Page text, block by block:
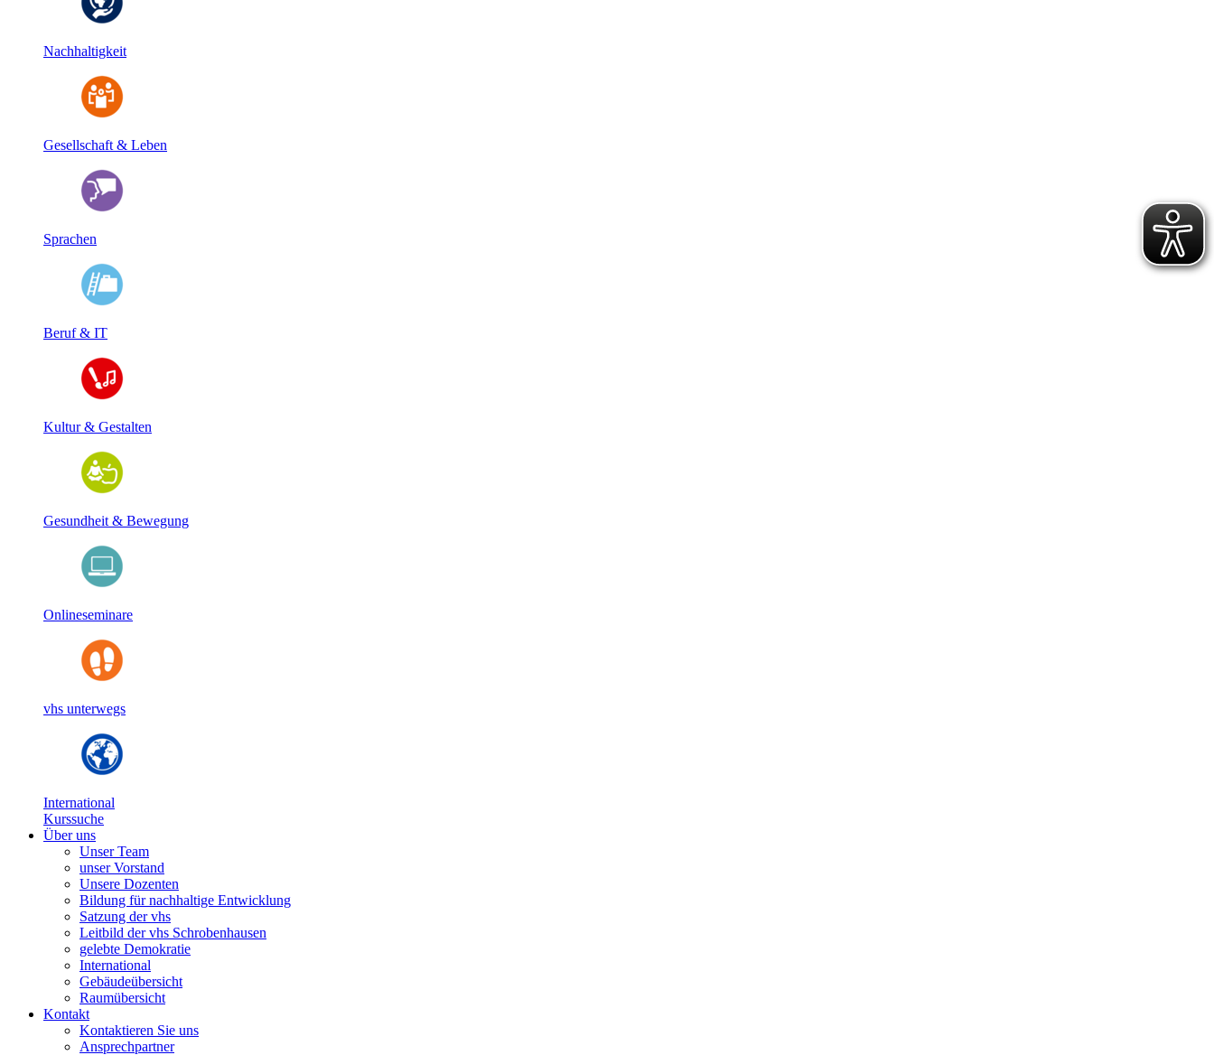
Nachhaltigkeit
Gesellschaft & Leben
Sprachen
Beruf & IT
Kultur & Gestalten
Gesundheit & Bewegung
Onlineseminare
vhs unterwegs
International
Kurssuche
Über uns
Unser Team
unser Vorstand
Unsere Dozenten
Bildung für nachhaltige Entwicklung
Satzung der vhs
Leitbild der vhs Schrobenhausen
gelebte Demokratie
International
Gebäudeübersicht
Raumübersicht
Kontakt
Kontaktieren Sie uns
Ansprechpartner